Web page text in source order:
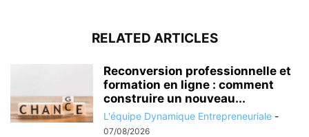
RELATED ARTICLES
Reconversion professionnelle et
formation en ligne : comment
construire un nouveau...
L'équipe Dynamique Entrepreneuriale -
07/08/2026